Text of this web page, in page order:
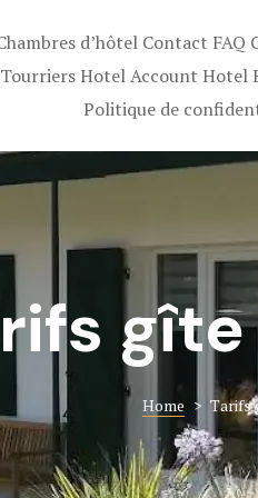
d’hôtel Contact FAQ
Hotel Account Hotel
Politique de
gîte
Home > Tarifs